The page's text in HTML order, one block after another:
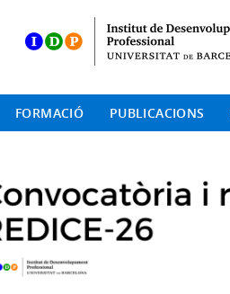
FORMACIÓ PUBLICACIONS